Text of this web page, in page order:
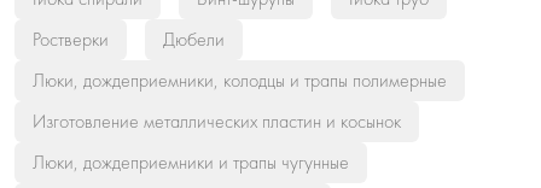
Ростверки
Дюбели
Люки, дождеприемники, колодцы и трапы полимерные
Изготовление металлических пластин и косынок
Люки, дождеприемники и трапы чугунные